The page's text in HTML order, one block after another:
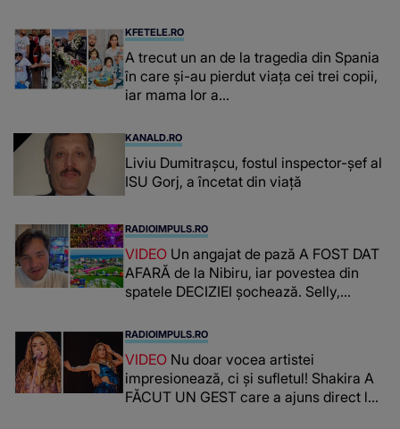
KFETELE.RO
A trecut un an de la tragedia din Spania
în care și-au pierdut viața cei trei copii,
iar mama lor a…
KANALD.RO
Liviu Dumitrașcu, fostul inspector-șef al
ISU Gorj, a încetat din viață
RADIOIMPULS.RO
VIDEO Un angajat de pază A FOST DAT
AFARĂ de la Nibiru, iar povestea din
spatele DECIZIEI șochează. Selly,
CREDEA CĂ VA VEDEA AȘA CEVA: "Fix
în fața unui..."
RADIOIMPULS.RO
VIDEO Nu doar vocea artistei
impresionează, ci și sufletul! Shakira A
FĂCUT UN GEST care a ajuns direct la